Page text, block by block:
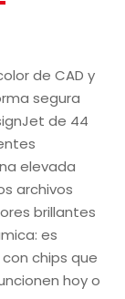
de CAD y
segura
de 44
elevada
archivos
brillantes
es
chips que
hoy o